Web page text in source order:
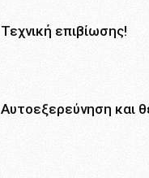
Τεχνική επιβίωσης!
Αυτοεξερεύνηση και